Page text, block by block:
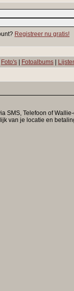
Registreer nu gratis!
Foto's Fotoalbums
SMS, Telefoon of
van je locatie en